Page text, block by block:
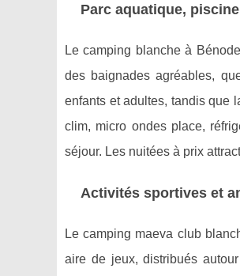
Parc aquatique,
Le camping blanche à
des baignades agréables,
enfants et adultes, tandis que
clim, micro ondes place,
séjour. Les nuitées à prix
Activités sportives et
Le camping maeva club
aire de jeux, distribués